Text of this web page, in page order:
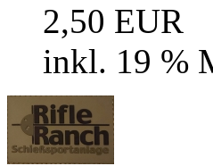
2,50 EUR
inkl. 19 %